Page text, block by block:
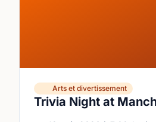
Trivia Night at
Arts et divertissement